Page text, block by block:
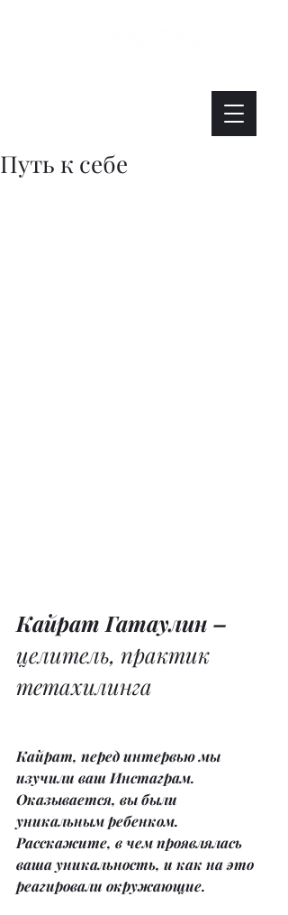
Путь к себе
Кайрат Гатаулин –
целитель, практик
тетахилинга
Кайрат, перед интервью мы
изучили ваш Инстаграм.
Оказывается, вы были
уникальным ребенком.
Расскажите, в чем проявлялась
ваша уникальность, и как на это
реагировали окружающие.